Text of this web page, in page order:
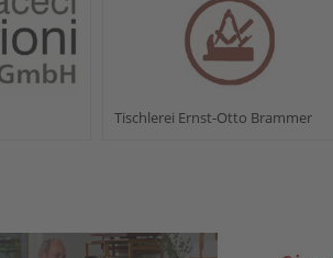
Tischlerei Ernst-Otto Brammer